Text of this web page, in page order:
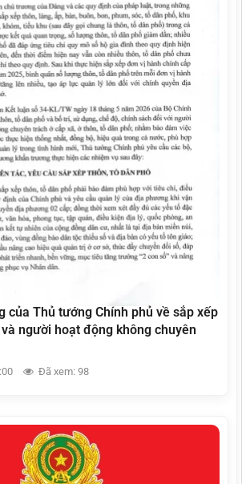
của Thủ tướng Chính phủ về sắp xếp
người hoạt động không chuyên
Đã xem: 98